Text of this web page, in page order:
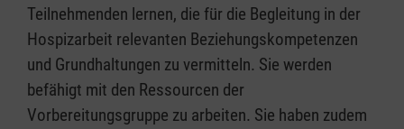
Teilnehmenden lernen, die für die Begleitung in der
Hospizarbeit relevanten Beziehungskompetenzen
und Grundhaltungen zu vermitteln. Sie werden
befähigt mit den Ressourcen der
Vorbereitungsgruppe zu arbeiten. Sie haben zudem